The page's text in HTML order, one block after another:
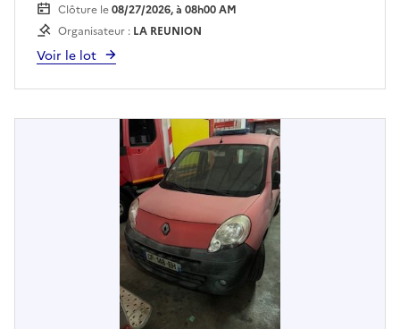
Clôture le08/27/2026, à 08h00 AM
Organisateur : LA REUNION
Voir le lot